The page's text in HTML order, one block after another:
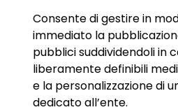
Consente di gestire in
immediato la
pubblici suddividendoli in
liberamente definibili
e la personalizzazione di
dedicato all’ente.